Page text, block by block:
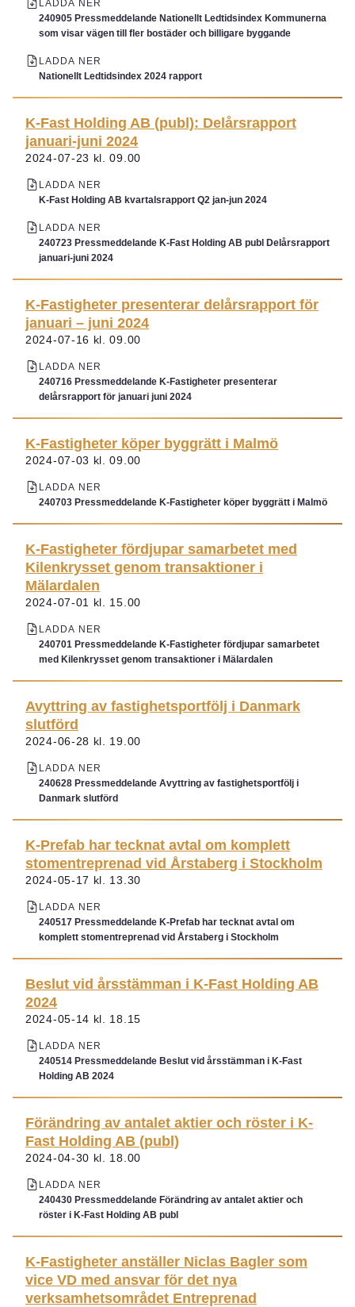
LADDA NER
240905 Pressmeddelande Nationellt Ledtidsindex Kommunerna
som visar vägen till fler bostäder och billigare byggande
LADDA NER
Nationellt Ledtidsindex 2024 rapport
K-Fast Holding AB (publ): Delårsrapport
januari-juni 2024
2024-07-23 kl. 09.00
LADDA NER
K-Fast Holding AB kvartalsrapport Q2 jan-jun 2024
LADDA NER
240723 Pressmeddelande K-Fast Holding AB publ Delårsrapport
januari-juni 2024
K-Fastigheter presenterar delårsrapport för
januari – juni 2024
2024-07-16 kl. 09.00
LADDA NER
240716 Pressmeddelande K-Fastigheter presenterar
delårsrapport för januari juni 2024
K-Fastigheter köper byggrätt i Malmö
2024-07-03 kl. 09.00
LADDA NER
240703 Pressmeddelande K-Fastigheter köper byggrätt i Malmö
K-Fastigheter fördjupar samarbetet med
Kilenkrysset genom transaktioner i
Mälardalen
2024-07-01 kl. 15.00
LADDA NER
240701 Pressmeddelande K-Fastigheter fördjupar samarbetet
med Kilenkrysset genom transaktioner i Mälardalen
Avyttring av fastighetsportfölj i Danmark
slutförd
2024-06-28 kl. 19.00
LADDA NER
240628 Pressmeddelande Avyttring av fastighetsportfölj i
Danmark slutförd
K-Prefab har tecknat avtal om komplett
stomentreprenad vid Årstaberg i Stockholm
2024-05-17 kl. 13.30
LADDA NER
240517 Pressmeddelande K-Prefab har tecknat avtal om
komplett stomentreprenad vid Årstaberg i Stockholm
Beslut vid årsstämman i K-Fast Holding AB
2024
2024-05-14 kl. 18.15
LADDA NER
240514 Pressmeddelande Beslut vid årsstämman i K-Fast
Holding AB 2024
Förändring av antalet aktier och röster i K-
Fast Holding AB (publ)
2024-04-30 kl. 18.00
LADDA NER
240430 Pressmeddelande Förändring av antalet aktier och
röster i K-Fast Holding AB publ
K-Fastigheter anställer Niclas Bagler som
vice VD med ansvar för det nya
verksamhetsområdet Entreprenad